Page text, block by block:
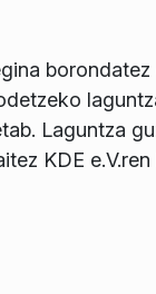
Laguntza
KDE